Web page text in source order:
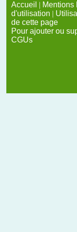
Accueil | Mentions
d'utilisation |
de cette page
Pour ajouter ou
CGUs